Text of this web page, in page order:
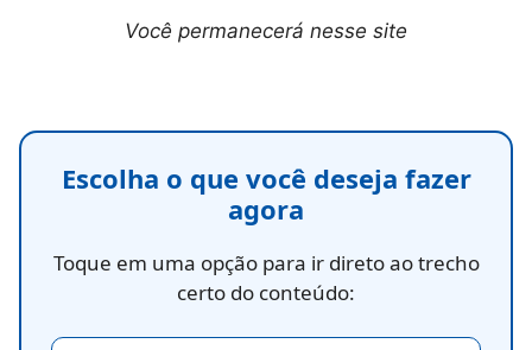
Você permanecerá nesse site
Escolha o que você deseja fazer
agora
Toque em uma opção para ir direto ao trecho
certo do conteúdo: